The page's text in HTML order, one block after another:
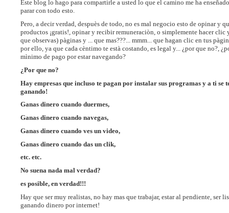
Este blog lo hago para compartirle a usted lo que el camino me ha
parar con todo esto.
Pero, a decir verdad, despuès de todo, no es mal negocio esto de opinar y
productos ¡gratis!, opinar y recibir remuneraciòn, o simplemente hacer clic
que observas) pàginas y ... que mas???... mmm... que hagan clic en tus
por ello, ya que cada cèntimo te està costando, es legal y... ¿por que no?,
mìnimo de pago por estar navegando?
¿Por que no?
Hay empresas que incluso te pagan por instalar sus programas y a ti se
ganando!
Ganas dinero cuando duermes,
Ganas dinero cuando navegas,
Ganas dinero cuando ves un video,
Ganas dinero cuando das un clik,
etc. etc.
No suena nada mal verdad?
es posible, en verdad!!!
Hay que ser muy realistas, no hay mas que trabajar, estar al pendiente, ser
ganando dinero por internet!